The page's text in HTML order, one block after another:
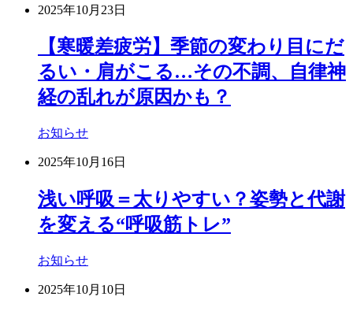
2025年10月23日
【寒暖差疲労】季節の変わり目にだ
るい・肩がこる…その不調、自律神
経の乱れが原因かも？
お知らせ
2025年10月16日
浅い呼吸＝太りやすい？姿勢と代謝
を変える“呼吸筋トレ”
お知らせ
2025年10月10日